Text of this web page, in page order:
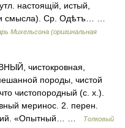
настоящій, истый,
смысла). Ср. Одѣтъ… …
Михельсона (оригинальная
чистокровная,
породы, чистой
чистопородный (с. х.).
меринос. 2. перен.
«Опытный… …
Толковый